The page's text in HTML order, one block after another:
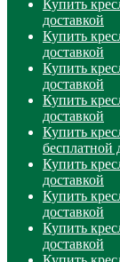
Купить
доставкой
Купить
доставкой
Купить
доставкой
Купить
доставкой
Купить
бесплатной
Купить
доставкой
Купить
доставкой
Купить
доставкой